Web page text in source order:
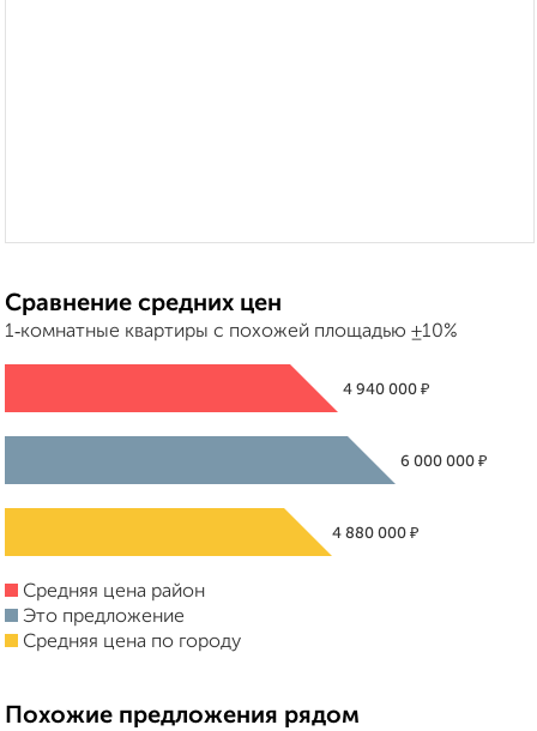
Сравнение средних цен
1‑комнатные квартиры с похожей площадью ±10%
4 940 000 ₽
6 000 000 ₽
4 880 000₽
Средняя цена район
Это предложение
Средняя цена по городу
Похожие предложения рядом